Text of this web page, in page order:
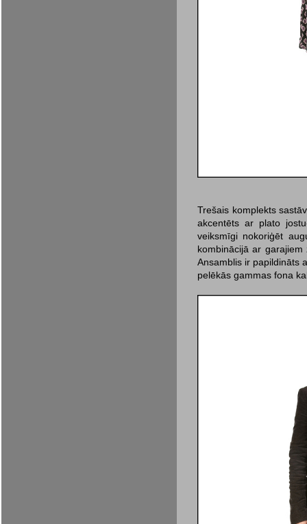
Trešais komplekts
akcentēts ar plato
veiksmīgi nokoriģēt
kombinācijā ar
Ansamblis ir papildināts
pelēkās gammas fona